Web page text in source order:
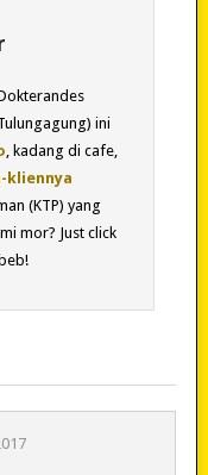
ini
, kadang di cafe,
kliennya
(KTP) yang
mor? Just click